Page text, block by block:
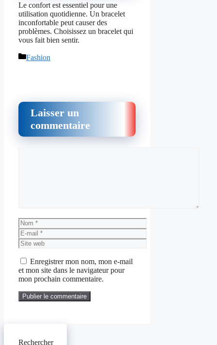
Le confort est essentiel pour une
utilisation quotidienne. Un bracelet
inconfortable peut causer des
problèmes. Choisissez un bracelet qui
vous fait bien sentir.
Catégories
Fashion
Laisser un
commentaire
Nom
E-
mail
Site
web
Enregistrer mon nom, mon e-mail
et mon site dans le navigateur pour
mon prochain commentaire.
Rechercher